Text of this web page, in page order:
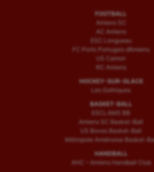
FOOTBALL
Amiens SC
AC Amiens
ESC Longueau
FC Porto Portugais d’Amiens
US Camon
RC Amiens
HOCKEY-SUR-GLACE
Les Gothiques
BASKET-BALL
ESCLAMS BB
Amiens SC Basket-Ball
US Boves Basket-Ball
Métropole Amiénoise Basket-
HANDBALL
AHC – Amiens Handball Club